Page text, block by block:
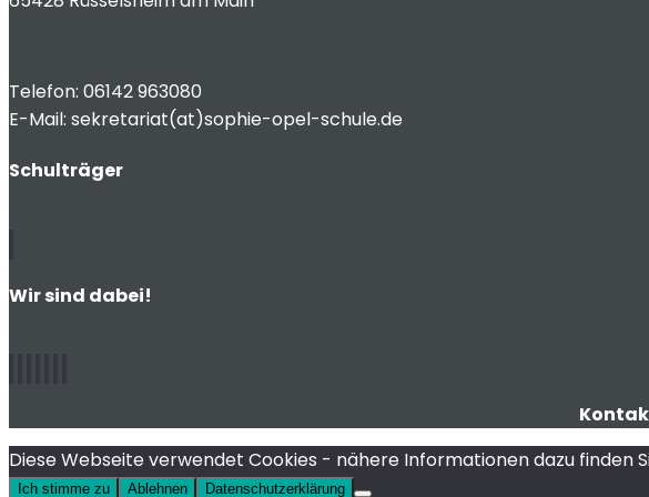
Telefon: 06142 963080
E-Mail: sekretariat(at)sophie-opel-schule.de
Schulträger
Wir sind dabei!
Diese Webseite verwendet Cookies - nähere Informationen dazu finden
Ich stimme zu Ablehnen Datenschutzerklärung